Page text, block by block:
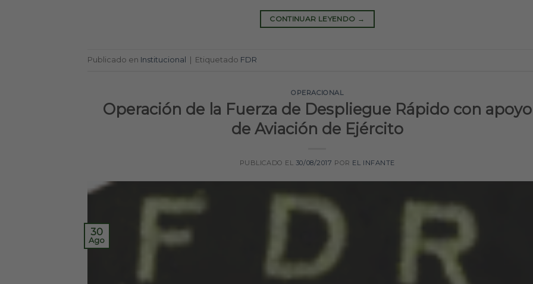
CONTINUAR LEYENDO →
Publicado en Institucional Etiquetado FDR
OPERACIONAL
Operación de la Fuerza de Despliegue Rápido con apoyo
de Aviación de Ejército
PUBLICADO EL 30/08/2017 POR EL INFANTE
30
Ago